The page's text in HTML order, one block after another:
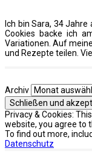
Ich bin Sara, 34
Cookies backe ich
Variationen. Auf
und Rezepte teilen.
Archiv
Privacy & Cookies:
website, you agree to
To find out more,
Datenschutz